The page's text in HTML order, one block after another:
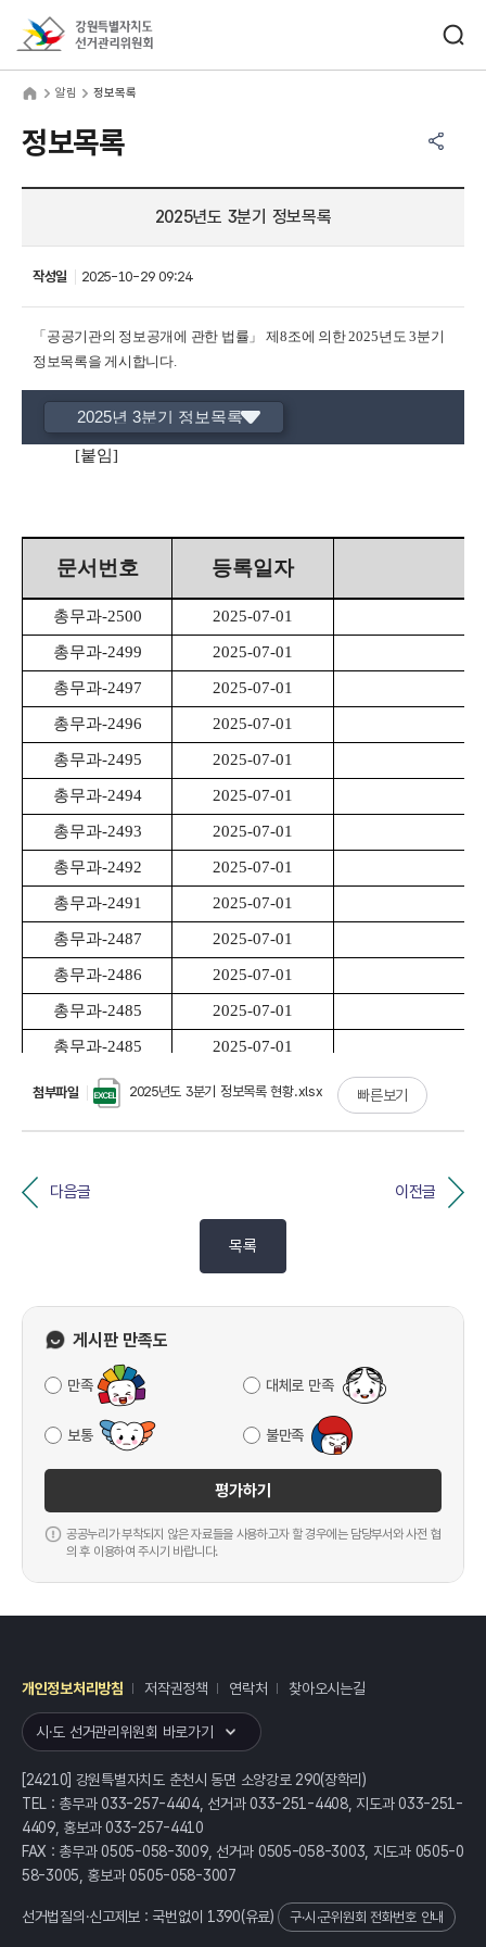
알림 정보목록
정보목록
2025년도 3분기 정보목록
작성일 2025-10-29 09:24
「 공공기관의 정보공개에 관한 법률 」제8조에 의한2025년도3분기
정보목록을 게시합니다.
첨부파일 2025년도 3분기 정보목록 현황.xlsx 빠른보기
다음글 이전글
목록
게시판 만족도
만족 대체로 만족
보통 불만족
평가하기
공공누리가 부착되지 않은 자료들을 사용하고자 할 경우에는 담당부서와 사전 협
의 후 이용하여 주시기 바랍니다.
개인정보처리방침 저작권정책 연락처 찾아오시는길
시·도 선거관리위원회 바로가기
[24210] 강원특별자치도 춘천시 동면 소양강로 290(장학리)
TEL : 총무과 033-257-4404, 선거과 033-251-4408, 지도과 033-251-
4409, 홍보과 033-257-4410
FAX : 총무과 0505-058-3009, 선거과 0505-058-3003, 지도과 0505-0
58-3005, 홍보과 0505-058-3007
선거법질의·신고제보 : 국번없이 1390(유료) 구·시·군위원회 전화번호 안내